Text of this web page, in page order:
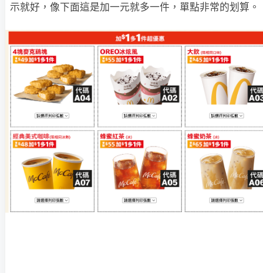
示就好，像下面這是加一元就多一件，單點非常的划算。